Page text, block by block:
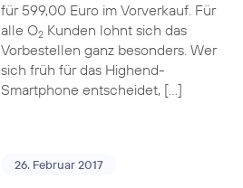
für 599,00 Euro im Vorverkauf. Für
alle O2Kunden lohnt sich das
Vorbestellen ganz besonders. Wer
sich früh für das Highend-
Smartphone entscheidet, […]
26. Februar 2017